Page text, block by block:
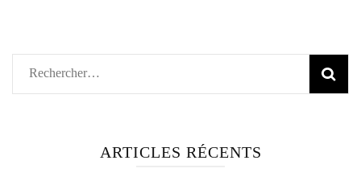
Rechercher :
ARTICLES RÉCENTS